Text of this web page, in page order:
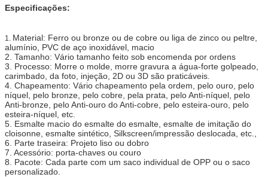
Especificações:
1. Material: Ferro ou bronze ou de cobre ou liga de zinco ou peltre,
alumínio, PVC de aço inoxidável, macio
2. Tamanho: Vário tamanho feito sob encomenda por ordens
3. Processo: Morre o molde, morre gravura a água-forte golpeado,
carimbado, da foto, injeção, 2D ou 3D são praticáveis.
4. Chapeamento: Vário chapeamento pela ordem, pelo ouro, pelo
níquel, pelo bronze, pelo cobre, pela prata, pelo Anti-níquel, pelo
Anti-bronze, pelo Anti-ouro do Anti-cobre, pelo esteira-ouro, pelo
esteira-níquel, etc.
5. Esmalte macio do esmalte do esmalte, esmalte de imitação do
cloisonne, esmalte sintético, Silkscreen/impressão deslocada, etc.,
6. Parte traseira: Projeto liso ou dobro
7. Acessório: porta-chaves ou couro
8. Pacote: Cada parte com um saco individual de OPP ou o saco
personalizado.